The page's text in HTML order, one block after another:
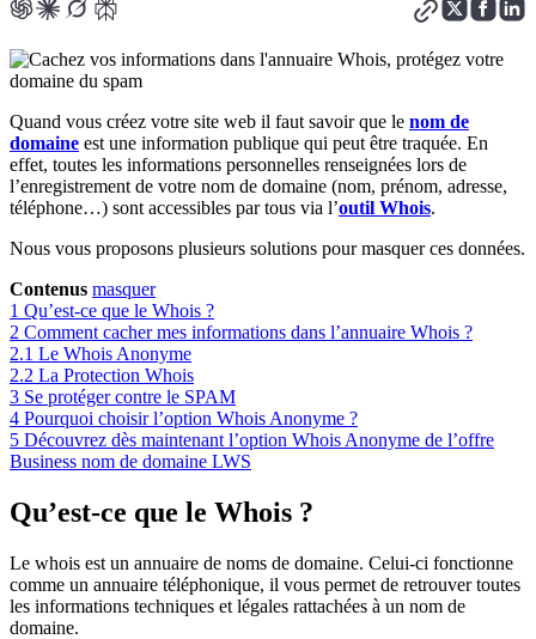
Quand vous créez votre site web il faut savoir que le nom de
domaine est une information publique qui peut être traquée. En
effet, toutes les informations personnelles renseignées lors de
l’enregistrement de votre nom de domaine (nom, prénom, adresse,
téléphone…) sont accessibles par tous via l’outil Whois.
Nous vous proposons plusieurs solutions pour masquer ces données.
Contenus masquer
1 Qu’est-ce que le Whois ?
2 Comment cacher mes informations dans l’annuaire Whois ?
2.1 Le Whois Anonyme
2.2 La Protection Whois
3 Se protéger contre le SPAM
4 Pourquoi choisir l’option Whois Anonyme ?
5 Découvrez dès maintenant l’option Whois Anonyme de l’offre
Business nom de domaine LWS
Qu’est-ce que le Whois ?
Le whois est un annuaire de noms de domaine. Celui-ci fonctionne
comme un annuaire téléphonique, il vous permet de retrouver toutes
les informations techniques et légales rattachées à un nom de
domaine.